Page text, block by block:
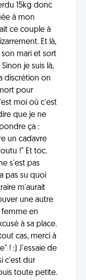
15kg donc
à mon
ce couple à
Et là,
mari et sort
je suis là,
discrétion on
pour
moi où c'est
que je ne
ça :
un cadavre
!" Et toc.
s'est pas
pas su quoi
m'aurait
une autre
femme en
à sa place.
cas, merci à
! :) J'essaie de
c'est dur
toute petite.